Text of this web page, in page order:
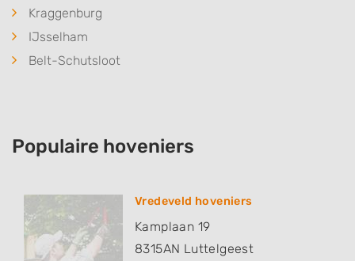
Kraggenburg
IJsselham
Belt-Schutsloot
Populaire hoveniers
Vredeveld hoveniers
Kamplaan 19
8315AN Luttelgeest